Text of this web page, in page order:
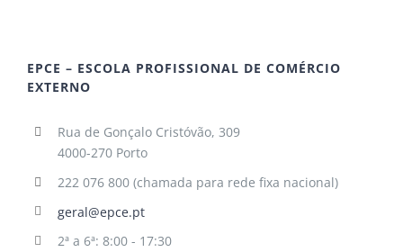
EPCE – ESCOLA PROFISSIONAL DE COMÉRCIO
EXTERNO
Rua de Gonçalo Cristóvão, 309
4000-270 Porto
222 076 800 (chamada para rede fixa nacional)
geral@epce.pt
2ª a 6ª: 8:00 - 17:30